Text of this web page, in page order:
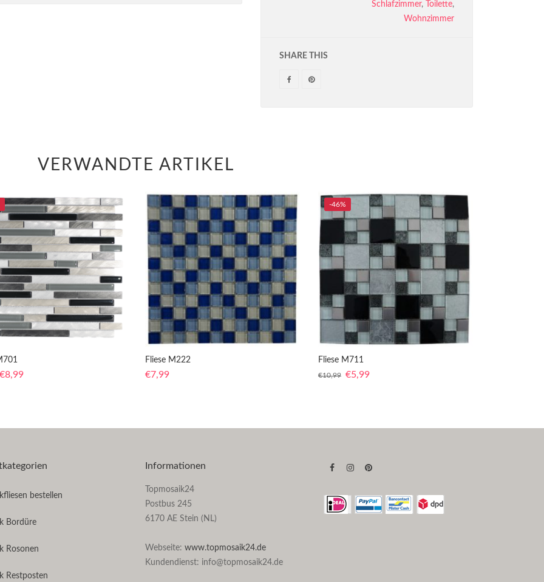
Schlafzimmer, Toilette,
Wohnzimmer
SHARE THIS
VERWANDTE ARTIKEL
€8,99
Fliese M222
€7,99
-46%
Fliese M711
€10,99 €5,99
bestellen
Bordüre
Rosonen
Restposten
Informationen
Topmosaik24
Postbus 245
6170 AE Stein (NL)
Webseite: www.topmosaik24.de
Kundendienst: info@topmosaik24.de